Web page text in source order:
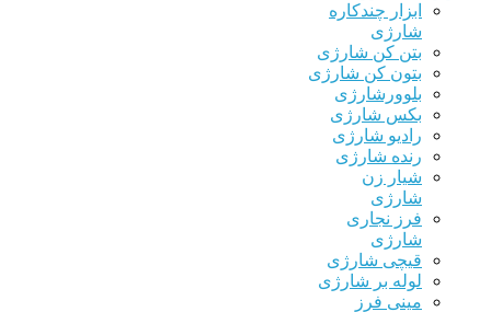
ابزار چندکاره
شارژی
بتن کن شارژی
بتون کن شارژی
بلوورشارژی
بکس شارژی
رادیو شارژی
رنده شارژی
شیار زن
شارژی
فرز نجاری
شارژی
قیچی شارژی
لوله بر شارژی
مینی فرز